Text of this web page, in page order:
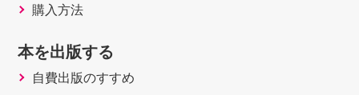
購入方法
本を出版する
自費出版のすすめ